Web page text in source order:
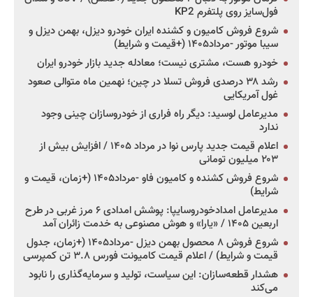
فول‌سایز روی پلتفرم KP2
شروع فروش کامیون و کشنده ایران خودرو دیزل، بهمن دیزل و
سیبا موتور -مرداد۱۴۰۵ (+قیمت و شرایط)
خودرو هست، مشتری نیست؛ معادله جدید بازار خودرو ایران
رشد ۳۸ درصدی فروش تسلا در چین؛ نهمین ماه متوالی صعود
غول آمریکایی
مدیرعامل لوسید: دیگر راه فراری از خودروسازان چینی وجود
ندارد
اعلام قیمت جدید پارس نوا در مرداد ۱۴۰۵ / افزایش بیش از
۲۰۳ میلیون تومانی
شروع فروش کشنده و کامیون فاو -مرداد۱۴۰۵ (+زمان، قیمت و
شرایط)
مدیرعامل امدادخودروسایپا: پوشش امدادی ۶ مرز غربی در طرح
اربعین ۱۴۰۵ / «یارا» و هوش مصنوعی به خدمت زائران آمد
شروع فروش ۸ محصول بهمن دیزل -مرداد۱۴۰۵ (+زمان، جدول
قیمت و شرایط) / اعلام قیمت کامیونت فورس ۳.۸ تن کمپرسی
هشدار قطعه‌سازان: این سیاست، تولید و سرمایه‌گذاری را نابود
می‌کند